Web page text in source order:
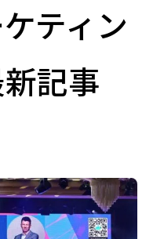
ティン
記事